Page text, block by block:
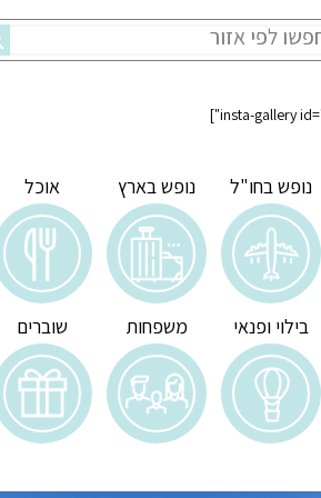
נופש בחו"ל נופש בארץ אוכל
בילוי ופנאי משפחות שוברים